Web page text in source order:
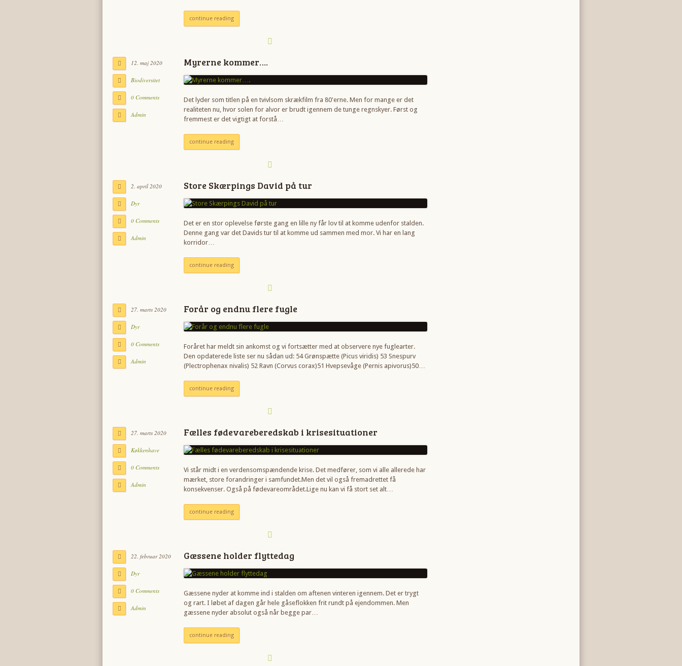
continue reading
12. maj 2020
Biodiversitet
0 Comments
Admin
Myrerne kommer….
Det lyder som titlen på en tvivlsom skrækfilm fra 80'erne. Men for mange er det
realiteten nu, hvor solen for alvor er brudt igennem de tunge regnskyer. Først og
fremmest er det vigtigt at forstå…
continue reading
2. april 2020
Dyr
0 Comments
Admin
Store Skærpings David på tur
Det er en stor oplevelse første gang en lille ny får lov til at komme udenfor stalden.
Denne gang var det Davids tur til at komme ud sammen med mor. Vi har en lang
korridor…
continue reading
27. marts 2020
Dyr
0 Comments
Admin
Forår og endnu flere fugle
Foråret har meldt sin ankomst og vi fortsætter med at observere nye fuglearter.
Den opdaterede liste ser nu sådan ud: 54 Grønspætte (Picus viridis) 53 Snespurv
(Plectrophenax nivalis) 52 Ravn (Corvus corax)51 Hvepsevåge (Pernis apivorus)50…
continue reading
27. marts 2020
Køkkenhave
0 Comments
Admin
Fælles fødevareberedskab i krisesituationer
Vi står midt i en verdensomspændende krise. Det medfører, som vi alle allerede har
mærket, store forandringer i samfundet.Men det vil også fremadrettet få
konsekvenser. Også på fødevareområdet.Lige nu kan vi få stort set alt…
continue reading
22. februar 2020
Dyr
0 Comments
Admin
Gæssene holder flyttedag
Gæssene nyder at komme ind i stalden om aftenen vinteren igennem. Det er trygt
og rart. I løbet af dagen går hele gåseflokken frit rundt på ejendommen. Men
gæssene nyder absolut også når begge par…
continue reading